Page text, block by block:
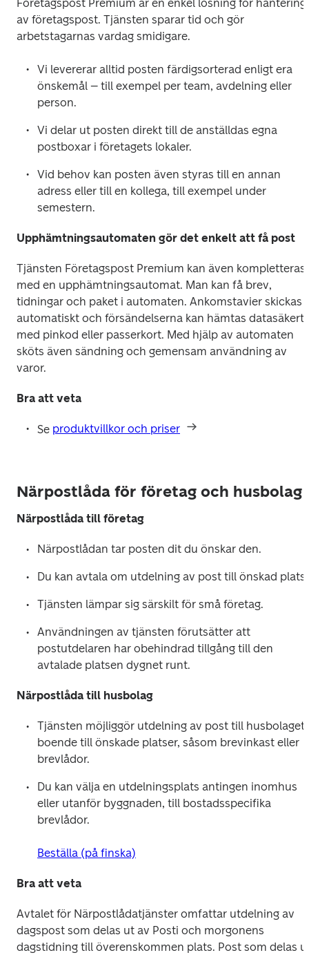
Företagspost Premium är en enkel lösning för hantering
av företagspost. Tjänsten sparar tid och gör
arbetstagarnas vardag smidigare.
Vi levererar alltid posten färdigsorterad enligt era
önskemål – till exempel per team, avdelning eller
person.
Vi delar ut posten direkt till de anställdas egna
postboxar i företagets lokaler.
Vid behov kan posten även styras till en annan
adress eller till en kollega, till exempel under
semestern.
Upphämtningsautomaten gör det enkelt att få post
Tjänsten Företagspost Premium kan även kompletteras
med en upphämtningsautomat. Man kan få brev,
tidningar och paket i automaten. Ankomstavier skickas
automatiskt och försändelserna kan hämtas datasäkert
med pinkod eller passerkort. Med hjälp av automaten
sköts även sändning och gemensam användning av
varor.
Bra att veta
Se produktvillkor och priser
Närpostlåda för företag och husbolag
Närpostlåda till företag
Närpostlådan tar posten dit du önskar den.
Du kan avtala om utdelning av post till önskad plats.
Tjänsten lämpar sig särskilt för små företag.
Användningen av tjänsten förutsätter att
postutdelaren har obehindrad tillgång till den
avtalade platsen dygnet runt.
Närpostlåda till husbolag
Tjänsten möjliggör utdelning av post till
boende till önskade platser, såsom brevinkast eller
brevlådor.
Du kan välja en utdelningsplats antingen inomhus
eller utanför byggnaden, till bostadsspecifika
brevlådor.
Beställa (på finska)
Bra att veta
Avtalet för Närpostlådatjänster omfattar utdelning av
dagspost som delas ut av Posti och morgonens
dagstidning till överenskommen plats. Post som delas